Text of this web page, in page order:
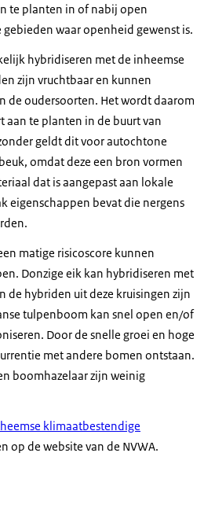
te planten in of nabij open
waar openheid gewenst is.
hybridiseren met de inheemse
zijn vruchtbaar en kunnen
de oudersoorten. Het wordt daarom
aan te planten in de buurt van
geldt dit voor autochtone
omdat deze een bron vormen
dat is aangepast aan lokale
eigenschappen bevat die nergens
matige risicoscore kunnen
Donzige eik kan hybridiseren met
de hybriden uit deze kruisingen zijn
tulpenboom kan snel open en/of
Door de snelle groei en hoge
met andere bomen ontstaan.
boomhazelaar zijn weinig
klimaatbestendige
op de website van de NVWA.